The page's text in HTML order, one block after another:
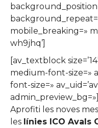
mobile_breaking=»
wh9jhq’]
[av_textblock
medium-font-size=»
font-size=»
admin_preview_bg=»]
Aprofiti les noves
les línies ICO Avals